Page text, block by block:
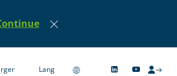
Lang